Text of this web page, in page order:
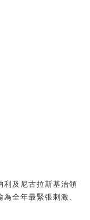
利及尼古拉斯基治領
全年最緊張刺激、